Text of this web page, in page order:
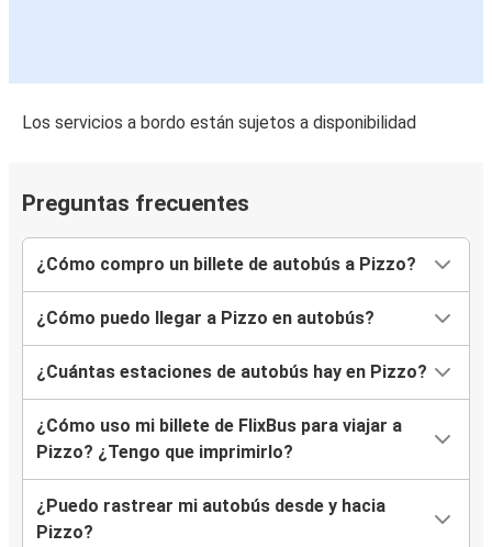
Los servicios a bordo están sujetos a disponibilidad
Preguntas frecuentes
¿Cómo compro un billete de autobús a Pizzo?
¿Cómo puedo llegar a Pizzo en autobús?
¿Cuántas estaciones de autobús hay en Pizzo?
¿Cómo uso mi billete de FlixBus para viajar a
Pizzo? ¿Tengo que imprimirlo?
¿Puedo rastrear mi autobús desde y hacia
Pizzo?